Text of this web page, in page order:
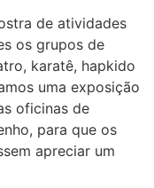
de atividades
os grupos de
karatê, hapkido
uma exposição
oficinas de
para que os
apreciar um